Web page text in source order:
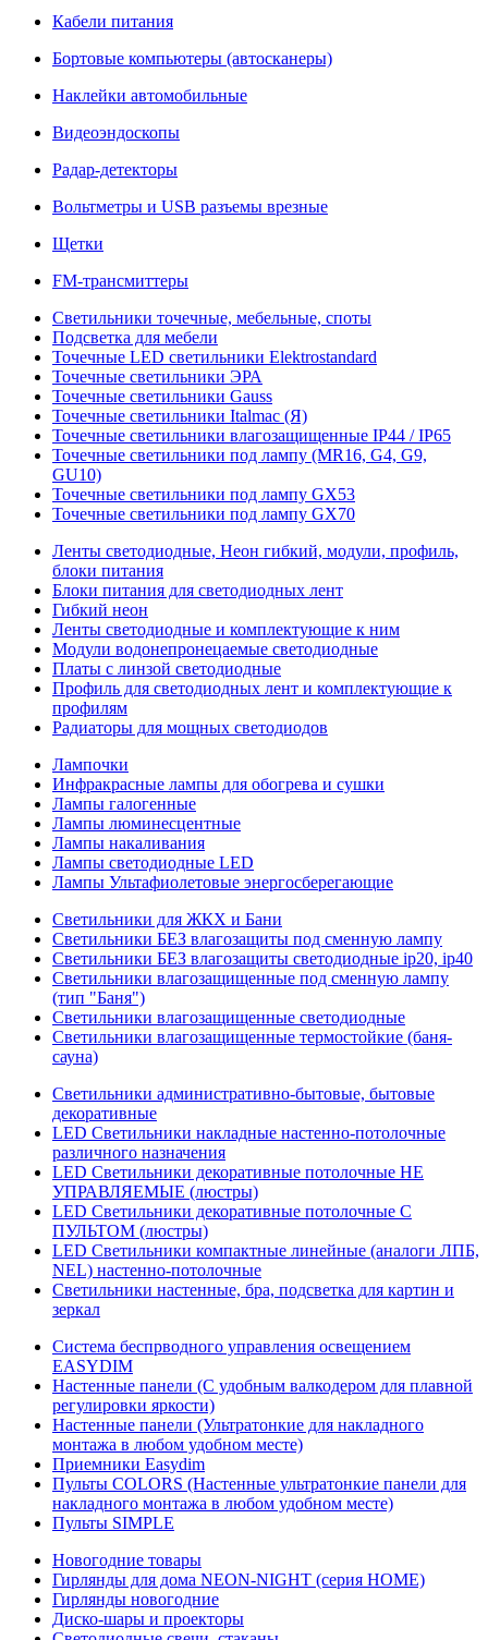
Кабели питания
Бортовые компьютеры (автосканеры)
Наклейки автомобильные
Видеоэндоскопы
Радар-детекторы
Вольтметры и USB разъемы врезные
Щетки
FM-трансмиттеры
Светильники точечные, мебельные, споты
Подсветка для мебели
Точечные LED светильники Elektrostandard
Точечные светильники ЭРА
Точечные светильники Gauss
Точечные светильники Italmac (Я)
Точечные светильники влагозащищенные IP44 / IP65
Точечные светильники под лампу (MR16, G4, G9,
GU10)
Точечные светильники под лампу GX53
Точечные светильники под лампу GX70
Ленты светодиодные, Неон гибкий, модули, профиль,
блоки питания
Блоки питания для светодиодных лент
Гибкий неон
Ленты светодиодные и комплектующие к ним
Модули водонепронецаемые светодиодные
Платы с линзой светодиодные
Профиль для светодиодных лент и комплектующие к
профилям
Радиаторы для мощных светодиодов
Лампочки
Инфракрасные лампы для обогрева и сушки
Лампы галогенные
Лампы люминесцентные
Лампы накаливания
Лампы светодиодные LED
Лампы Ультафиолетовые энергосберегающие
Светильники для ЖКХ и Бани
Светильники БЕЗ влагозащиты под сменную лампу
Светильники БЕЗ влагозащиты светодиодные ip20, ip40
Светильники влагозащищенные под сменную лампу
(тип "Баня")
Светильники влагозащищенные светодиодные
Светильники влагозащищенные термостойкие (баня-
сауна)
Светильники административно-бытовые, бытовые
декоративные
LED Cветильники накладные настенно-потолочные
различного назначения
LED Светильники декоративные потолочные НЕ
УПРАВЛЯЕМЫЕ (люстры)
LED Светильники декоративные потолочные С
ПУЛЬТОМ (люстры)
LED Светильники компактные линейные (аналоги ЛПБ,
NEL) настенно-потолочные
Светильники настенные, бра, подсветка для картин и
зеркал
Система беспрводного управления освещением
EASYDIM
Настенные панели (С удобным валкодером для плавной
регулировки яркости)
Настенные панели (Ультратонкие для накладного
монтажа в любом удобном месте)
Приемники Easydim
Пульты COLORS (Настенные ультратонкие панели для
накладного монтажа в любом удобном месте)
Пульты SIMPLE
Новогодние товары
Гирлянды для дома NEON-NIGHT (серия HOME)
Гирлянды новогодние
Диско-шары и проекторы